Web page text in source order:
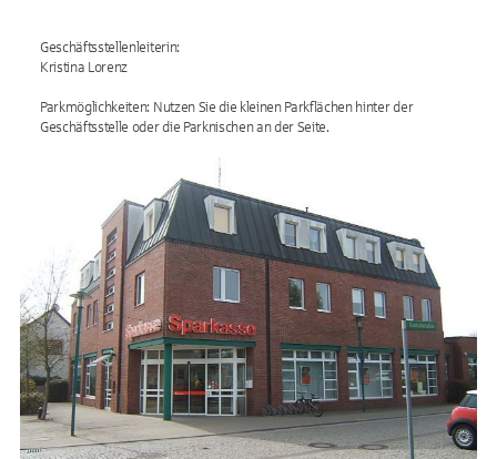
Geschäftsstellenleiterin:
Kristina Lorenz
Parkmöglichkeiten: Nutzen Sie die kleinen Parkflächen hinter der
Geschäftsstelle oder die Parknischen an der Seite.